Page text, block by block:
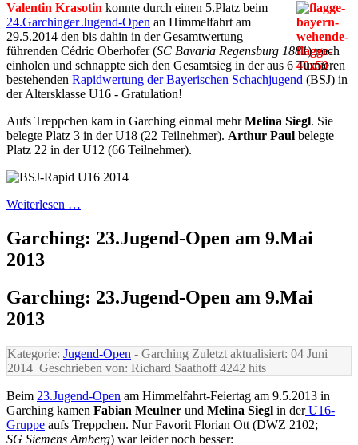
Valentin Krasotin konnte durch einen 5.Platz beim
24.Garchinger Jugend-Open an Himmelfahrt am
29.5.2014 den bis dahin in der Gesamtwertung
führenden Cédric Oberhofer (SC Bavaria Regensburg 1881) noch
einholen und schnappte sich den Gesamtsieg in der aus 6 Turnieren
bestehenden Rapidwertung der Bayerischen Schachjugend (BSJ) in
der Altersklasse U16 - Gratulation!
Aufs Treppchen kam in Garching einmal mehrMelina Siegl. Sie
belegte Platz 3 in der U18 (22 Teilnehmer). Arthur Paul belegte
Platz 22 in der U12 (66 Teilnehmer).
Weiterlesen …
Garching: 23.Jugend-Open am 9.Mai
2013
Garching: 23.Jugend-Open am 9.Mai
2013
Kategorie: Jugend-Open - Garching Zuletzt aktualisiert: 04 Juni
2014 Geschrieben von: Richard Saathoff4242 hits
Beim 23.Jugend-Open am Himmelfahrt-Feiertag am 9.5.2013 in
Garching kamen Fabian Meulner und Melina Siegl in derU16-
Gruppe aufs Treppchen. Nur Favorit Florian Ott (DWZ 2102;
SG Siemens Amberg) war leider noch besser: